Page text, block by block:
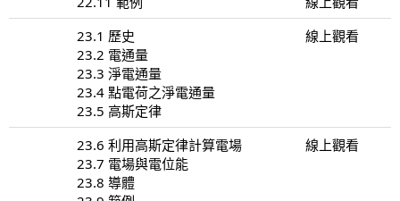
23.1 歷史
23.2 電通量
23.3 淨電通量
23.4 點電荷之淨電通量
23.5 高斯定律
線上觀看
23.6 利用高斯定律計算電場
23.7 電場與電位能
23.8 導體
線上觀看